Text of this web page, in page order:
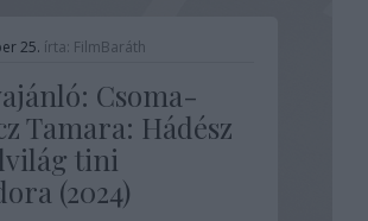
25. írta: FilmBaráth
Csoma-
Tamara: Hádész
tini
(2024)